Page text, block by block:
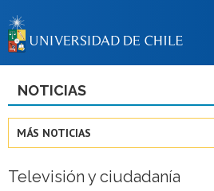
BIBLIOTECAS
Estudiantes
Académicas/os
NOTICIAS
MÁS NOTICIAS
Televisión y ciudadanía